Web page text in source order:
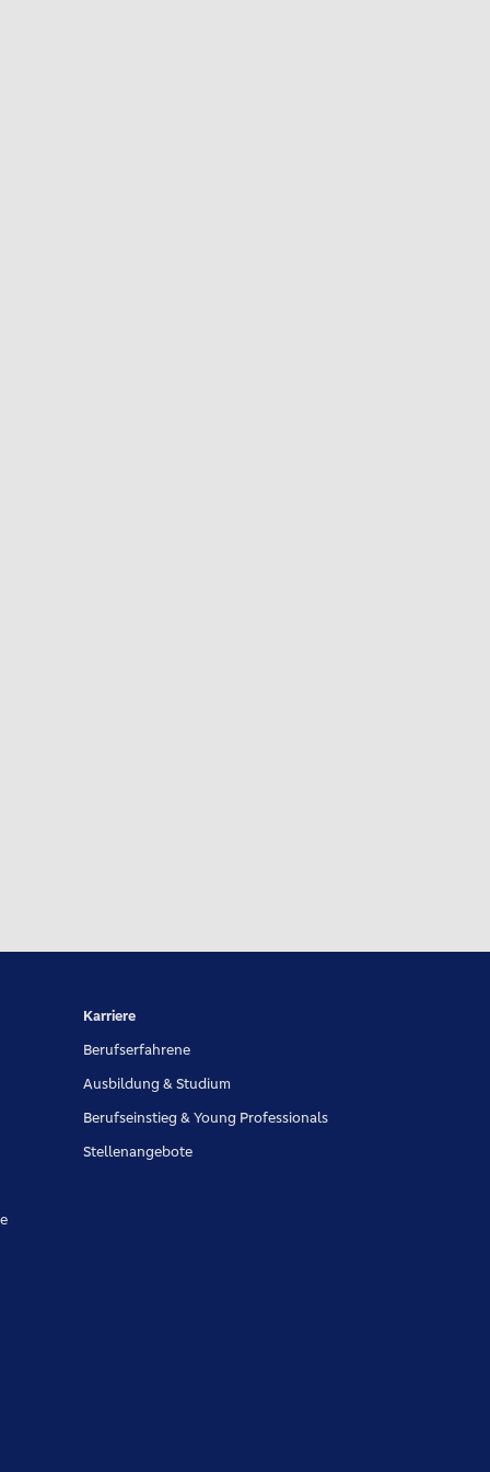
Karriere
Berufserfahrene
Ausbildung & Studium
Berufseinstieg & Young Professionals
Stellenangebote